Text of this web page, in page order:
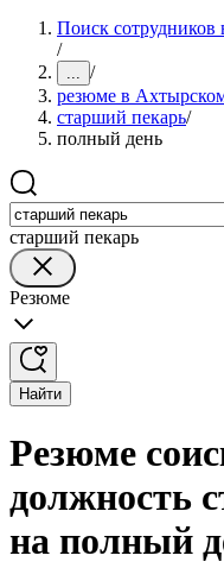
Поиск
/
... /
резюме в
старший пекарь/
полный день
старший пекарь
Резюме
Найти
Резюме
должность
на полный